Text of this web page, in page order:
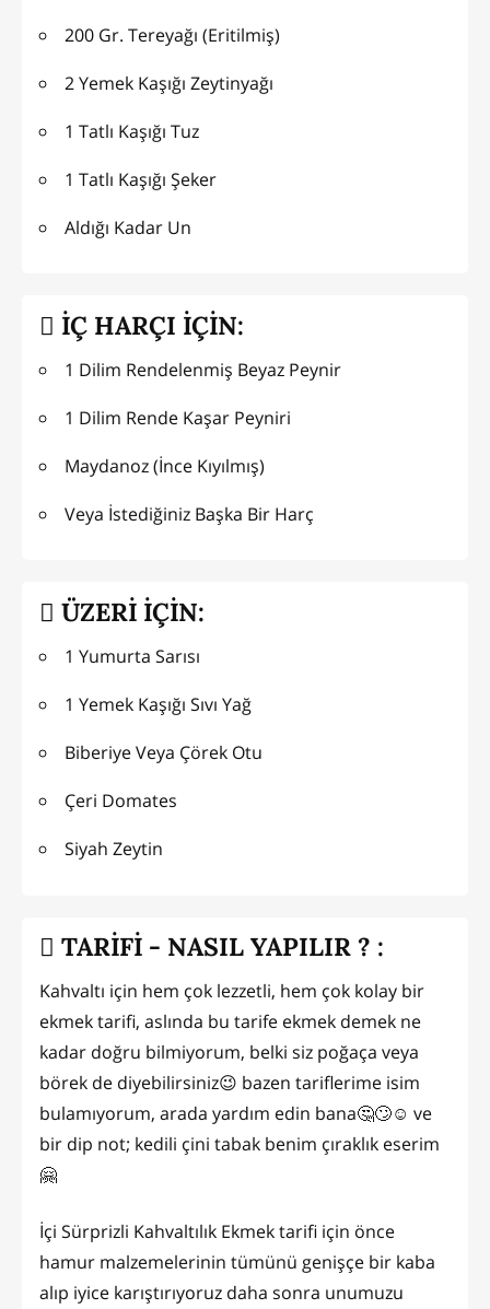
200 Gr. Tereyağı (Eritilmiş)
2 Yemek Kaşığı Zeytinyağı
1 Tatlı Kaşığı Tuz
1 Tatlı Kaşığı Şeker
Aldığı Kadar Un
İÇ HARÇI İÇİN:
1 Dilim Rendelenmiş Beyaz Peynir
1 Dilim Rende Kaşar Peyniri
Maydanoz (İnce Kıyılmış)
Veya İstediğiniz Başka Bir Harç
ÜZERİ İÇİN:
1 Yumurta Sarısı
1 Yemek Kaşığı Sıvı Yağ
Biberiye Veya Çörek Otu
Çeri Domates
Siyah Zeytin
TARİFİ - NASIL YAPILIR ? :
Kahvaltı için hem çok lezzetli, hem çok kolay bir
ekmek tarifi, aslında bu tarife ekmek demek ne
kadar doğru bilmiyorum, belki siz poğaça veya
börek de diyebilirsiniz😉 bazen tariflerime isim
bulamıyorum, arada yardım edin bana🤔🙄☺️ ve
bir dip not; kedili çini tabak benim çıraklık eserim
🤗
İçi Sürprizli Kahvaltılık Ekmek tarifi için önce
hamur malzemelerinin tümünü genişçe bir kaba
alıp iyice karıştırıyoruz daha sonra unumuzu